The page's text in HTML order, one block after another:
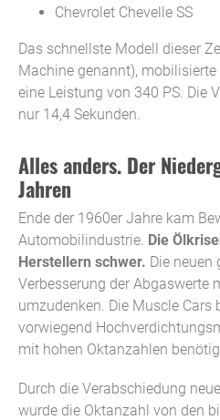
Chevrolet Chevelle SS
Das schnellste Modell dieser
Machine genannt),
eine Leistung von 340 PS. Die
nur 14,4 Sekunden.
Alles anders. Der
Jahren
Ende der 1960er Jahre kam
Automobilindustrie. Die
Herstellern schwer. Die neuen
Verbesserung der Abgaswerte
umzudenken. Die Muscle Cars
vorwiegend
mit hohen Oktanzahlen
Durch die Verabschiedung
wurde die Oktanzahl von den